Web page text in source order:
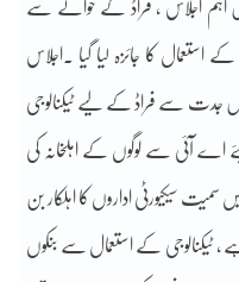
میں اہم اجلاس ، فراڈ کے حوالے سے
کے استعمال کا جائزہ لیا گیا ۔اجلاس
جدت سے فراڈ کے لیے ٹیکنالوجی
اے آئی سے لوگوں کے اہلخانہ کی
سمیت سیکیورٹی اداروں کا اہلکار بن
، ٹیکنالوجی کے استعمال سے بنکوں